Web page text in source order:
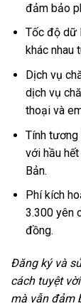
đảm bảo
Tốc độ dữ
khác nhau
Dịch vụ
dịch vụ
thoại và
Tính
với hầu
Bản.
Phí kích
3.300 yên
đồng.
Đăng ký và
cách tuyệt
mà vẫn đảm